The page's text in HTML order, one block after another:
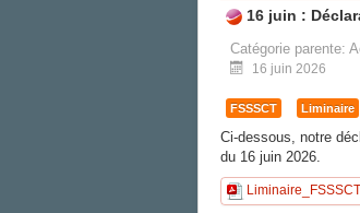
16 juin :
Catégorie parente:
16 juin 2026
FSSSCT Liminaire
Ci-dessous, notre
du 16 juin 2026.